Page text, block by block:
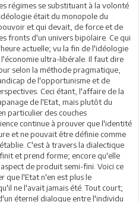
régimes se substituant à la volonté
était du monopole du
et qui devait, de force et de
fronts d'un univers bipolaire. Ce qui
actuelle; vu la fin de l'idéologie
ultra-libérale. Il faut dire
selon la méthode pragmatique,
de l'opportunisme et de
Ceci étant, l'affaire de la
de l'Etat, mais plutôt du
particulier des couches
continue à prouver que l'identité
et ne pouvait être définie comme
C'est à travers la dialectique
et prend forme; encore qu'elle
de produit semi-fini. Voici ce
que l'Etat n'en est plus le
ne l'avait jamais été. Tout court;
éternel dialogue entre l'individu